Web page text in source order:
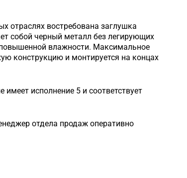
отраслях востребована заглушка
собой черный металл без легирующих
влажности. Максимальное
конструкцию и монтируется на концах
исполнение 5 и соответствует
отдела продаж оперативно